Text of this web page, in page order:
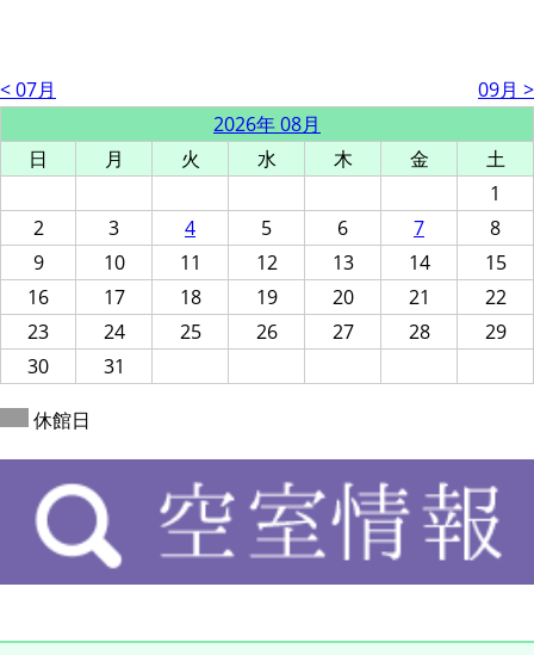
< 07月
09月 >
2026年 08月
日
月 火 水 木 金
土
1
2
3 4 5 6 7
8
9
10 11 12 13 14
15
16
17 18 19 20 21
22
23
24 25 26 27 28
29
30
31
休館日